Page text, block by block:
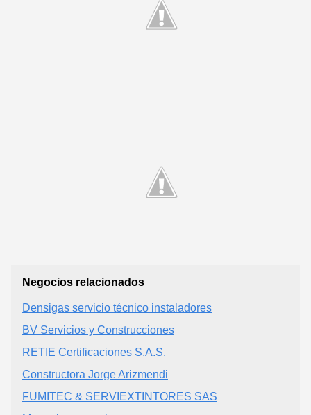
Negocios relacionados
Densigas servicio técnico instaladores
BV Servicios y Construcciones
RETIE Certificaciones S.A.S.
Constructora Jorge Arizmendi
FUMITEC & SERVIEXTINTORES SAS